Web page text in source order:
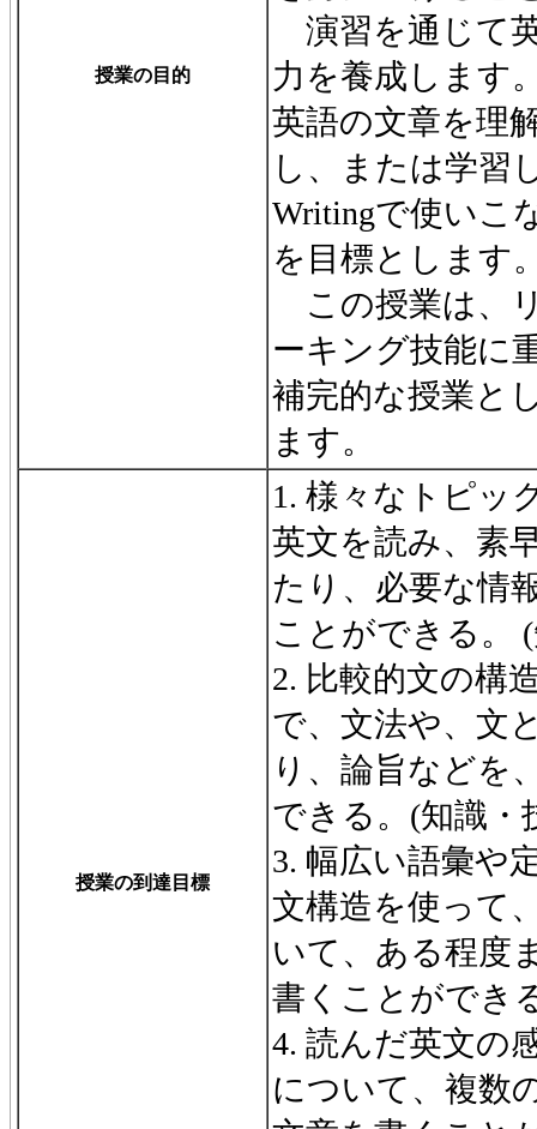
授業の目的
演習を通じて
力を養成します
英語の文章を理
し、または学習
Writingで使いこ
を目標とします
この授業は、
ーキング技能に
補完的な授業と
ます。
授業の到達目標
1. 様々なトピッ
英文を読み、素
たり、必要な情
ことができる。
2. 比較的文の構
で、文法や、文
り、論旨などを
できる。(知識・
3. 幅広い語彙や
文構造を使って
いて、ある程度
書くことができ
4. 読んだ英文の
について、複数